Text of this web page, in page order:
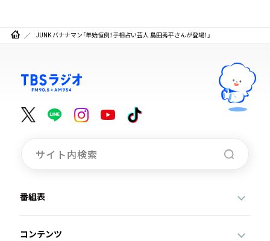
JUNK バナナマン「年始恒例！手相占い芸人 島田秀平さんが登場！」
番組表
コンテンツ